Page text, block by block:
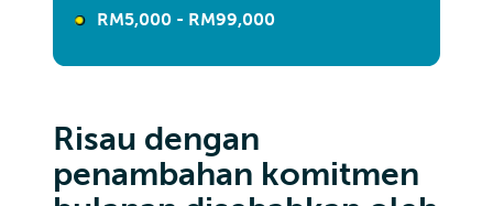
RM5,000 - RM99,000
Risau dengan
penambahan komitmen